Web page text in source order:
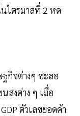
นไตรมาสที่ 2 หด
ฐกิจต่างๆ ชะลอ
ส่งต่าง ๆ เมื่อ
ตัวเลขยอดค้า